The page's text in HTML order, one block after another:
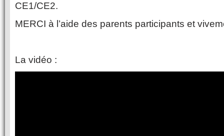
CE1/CE2.
MERCI à l’aide des parents participants et
La vidéo :